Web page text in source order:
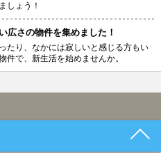
しょう！
広さの物件を集めました！
たり、なかには寂しいと感じる方もい
件で、新生活を始めませんか。